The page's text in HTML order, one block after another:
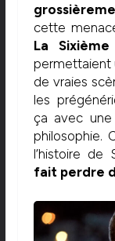
cette
La
permettaient
de vraies
les
ça avec
philosophie.
l’histoire de
fait perdre